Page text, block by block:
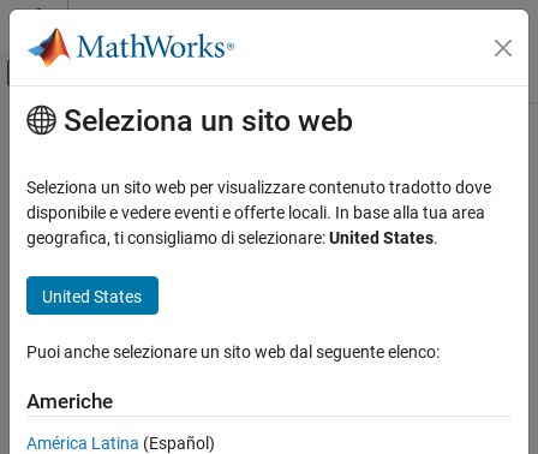
Vai al contenuto
Attiva/disattiva menu di navigazione
Pagina iniziale della documentazione
Contenuto principale
Seleziona un sito web
Seleziona un sito web per visualizzare contenuto tradotto dove
disponibile e vedere eventi e offerte locali. In base alla tua area
geografica, ti consigliamo di selezionare:United States.
United States
Puoi anche selezionare un sito web dal seguente elenco:
Americhe
América Latina (Español)